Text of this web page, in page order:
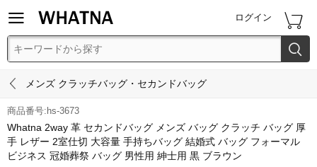
 ログイン 

 メンズ クラッチバッグ・セカンドバッグ
商品番号:hs-3673
Whatna 2way 革 セカンドバッグ メンズ バッグ クラッチ バッグ 厚
手 レザー 2室仕切 大容量 手持ちバッグ 結婚式 バッグ フォーマル
ビジネス 冠婚葬祭 バッグ 男性用 紳士用 黒 ブラウン